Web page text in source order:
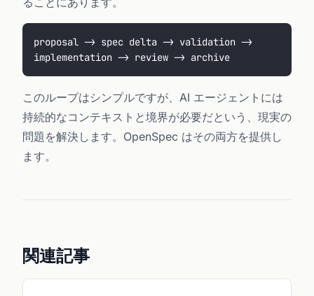
proposal -> spec delta -> validation ->
implementation -> review -> archive
このループはシンプルですが、AI エージェントには
持続的なコンテキストと境界が必要だという、現実の
問題を解決します。OpenSpec はその両方を提供し
ます。
関連記事